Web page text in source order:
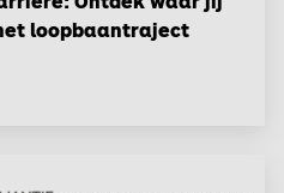
loopbaantraject